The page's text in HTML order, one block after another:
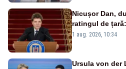
Nicușor Dan,
ratingul de
politic,
1 aug. 2026, 10:34
Ursula von der